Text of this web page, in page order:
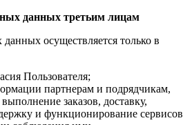
данных третьим лицам
осуществляется только в
Пользователя;
партнерам и подрядчикам,
заказов, доставку,
и функционирование сервисов